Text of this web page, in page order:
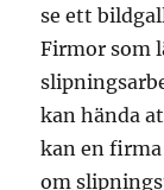
se ett
Firmor som
kan hända
kan en
om